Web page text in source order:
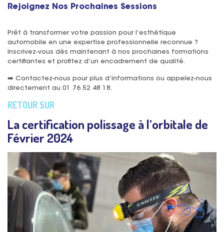
Rejoignez Nos Prochaines Sessions
Prêt à transformer votre passion pour l’esthétique
automobile en une expertise professionnelle reconnue ?
Inscrivez-vous dès maintenant à nos prochaines formations
certifiantes et profitez d’un encadrement de qualité.
➡️ Contactez-nous pour plus d’informations ou appelez-nous
directement au 01 76 52 48 18.
RETOUR SUR
La certification polissage à l’orbitale de
Février 2024